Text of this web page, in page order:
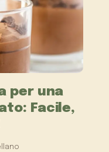
per una
Facile,